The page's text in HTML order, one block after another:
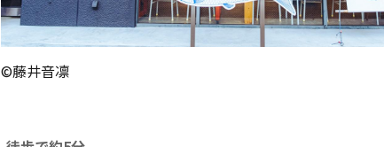
©藤井音凛